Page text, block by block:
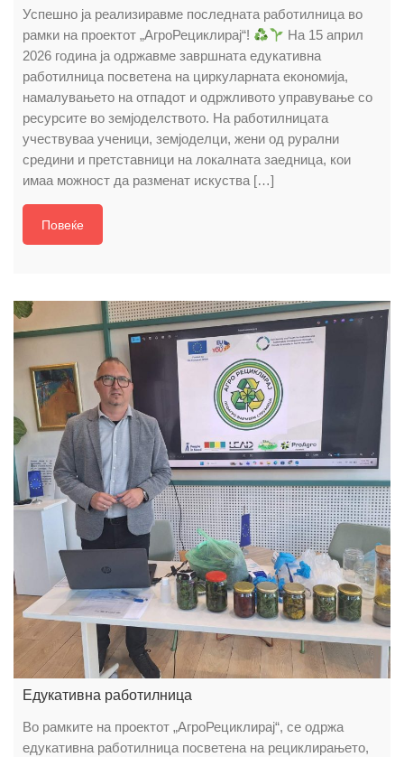
Успешно ја реализиравме последната работилница во
рамки на проектот „АгроРециклирај“!
На 15 април
2026 година ја одржавме завршната едукативна
работилница посветена на циркуларната економија,
намалувањето на отпадот и одржливото управување со
ресурсите во земјоделството. На работилницата
учествуваа ученици, земјоделци, жени од рурални
средини и претставници на локалната заедница, кои
имаа можност да разменат искуства […]
Повеќе
Едукативна работилница
Во рамките на проектот „АгроРециклирај“, се одржа
едукативна работилница посветена на рециклирањето,